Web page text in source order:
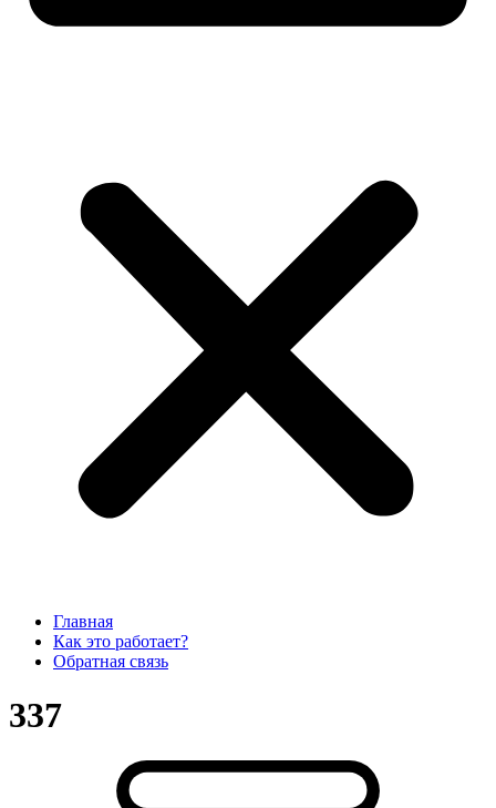
Главная
Как это работает?
Обратная связь
337